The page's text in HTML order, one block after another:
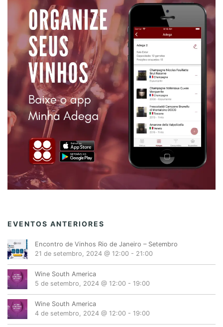
N
T
D
O
G
I
A
D
E
R
C
D
S
2
0
2
0
É
A
EVENTOS ANTERIORES
Encontro de Vinhos Rio de Janeiro – Setembro
21 de setembro, 2024 @ 12:00 - 21:00
Wine South America
5 de setembro, 2024 @ 12:00 - 19:00
Wine South America
4 de setembro, 2024 @ 12:00 - 19:00